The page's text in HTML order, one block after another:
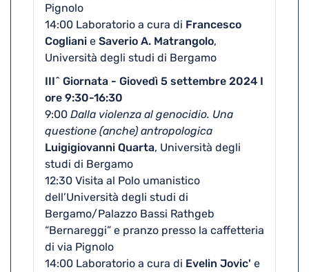
Pignolo
14:00 Laboratorio a cura di Francesco
Cogliani e Saverio A. Matrangolo,
Università degli studi di Bergamo
III^ Giornata - Giovedì 5 settembre 2024 I
ore 9:30-16:30
9:00 Dalla violenza al genocidio. Una
questione (anche) antropologica
Luigigiovanni Quarta, Università degli
studi di Bergamo
12:30 Visita al Polo umanistico
dell’Università degli studi di
Bergamo/Palazzo Bassi Rathgeb
“Bernareggi” e pranzo presso la caffetteria
di via Pignolo
14:00 Laboratorio a cura di Evelin Jovic' e